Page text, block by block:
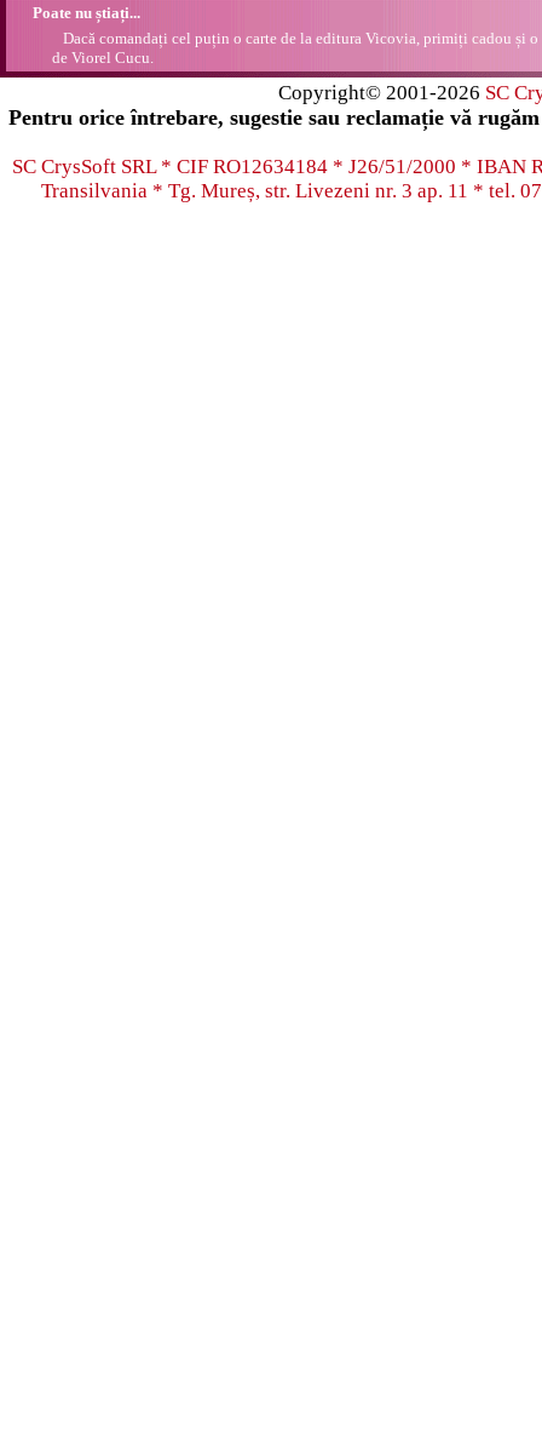
Poate nu știați...
Dacă comandați cel puțin o carte de la editura Vicovia, primiți cadou și
de Viorel Cucu.
Copyright© 2001-2026 SC
Pentru orice întrebare, sugestie sau reclamație vă
SC CrysSoft SRL * CIF RO12634184 * J26/51/2000 * IBAN
Transilvania * Tg. Mureș, str. Livezeni nr. 3 ap. 11 * tel.